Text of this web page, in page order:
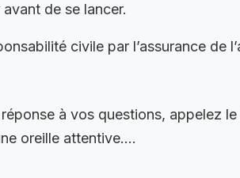
de se lancer.
civile par l’assurance de
à vos questions, appelez
oreille attentive….